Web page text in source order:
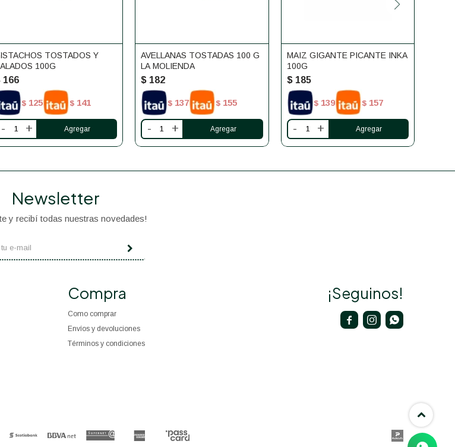
TOSTADOS Y
100G
166
$ 125 $ 141
- +
AVELLANAS TOSTADAS 100 G
LA MOLIENDA
$ 182
$ 137 $ 155
- +
MAIZ GIGANTE PICANTE INKA
100G
$ 185
$ 139 $ 157
- +
Compra
Como comprar
Envíos y devoluciones
Términos y condiciones
Newsletter
y recibí todas nuestras novedades!
¡Seguinos!
  